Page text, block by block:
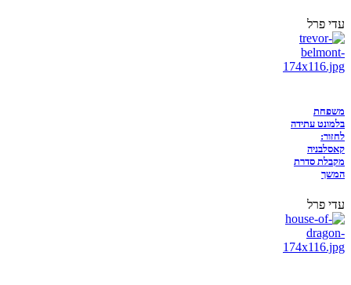
עדי פרל
משפחת
בלמונט עתידה
לחזור:
קאסלבניה
מקבלת סדרת
המשך
עדי פרל